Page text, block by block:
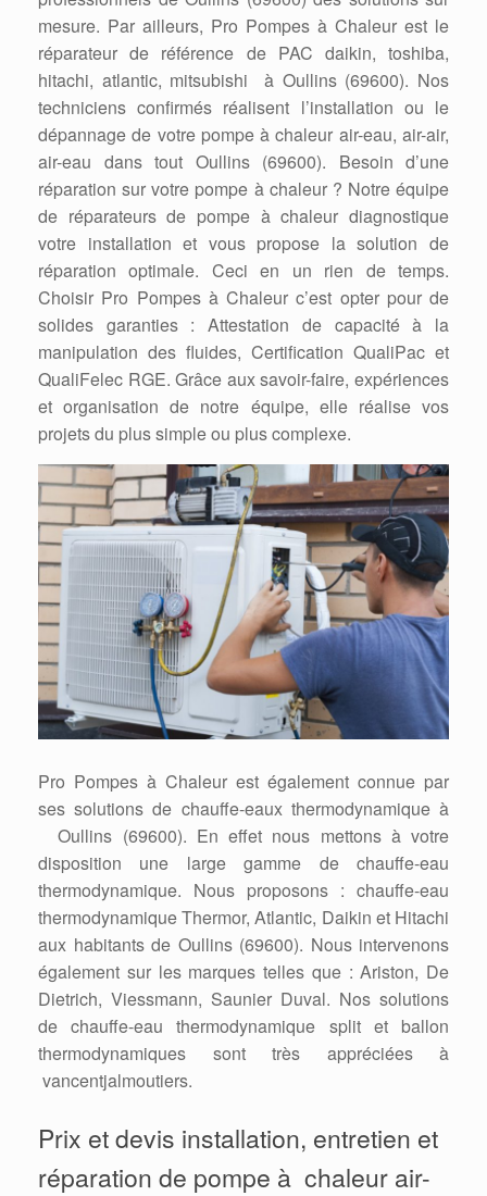
mesure. Par ailleurs, Pro Pompes à Chaleur est le
réparateur de référence de PAC daikin, toshiba,
hitachi, atlantic, mitsubishi à Oullins (69600). Nos
techniciens confirmés réalisent l’installation ou le
dépannage de votre pompe à chaleur air-eau, air-air,
air-eau dans tout Oullins (69600). Besoin d’une
réparation sur votre pompe à chaleur ? Notre équipe
de réparateurs de pompe à chaleur diagnostique
votre installation et vous propose la solution de
réparation optimale. Ceci en un rien de temps.
Choisir Pro Pompes à Chaleur c’est opter pour de
solides garanties : Attestation de capacité à la
manipulation des fluides, Certification QualiPac et
QualiFelec RGE. Grâce aux savoir-faire, expériences
et organisation de notre équipe, elle réalise vos
projets du plus simple ou plus complexe.
Pro Pompes à Chaleur est également connue par
ses solutions de chauffe-eaux thermodynamique à
Oullins (69600). En effet nous mettons à votre
disposition une large gamme de chauffe-eau
thermodynamique. Nous proposons : chauffe-eau
thermodynamique Thermor, Atlantic, Daikin et Hitachi
aux habitants de Oullins (69600). Nous intervenons
également sur les marques telles que : Ariston, De
Dietrich, Viessmann, Saunier Duval. Nos solutions
de chauffe-eau thermodynamique split et ballon
thermodynamiques sont très appréciées à
vancentjalmoutiers.
Prix et devis installation, entretien et
réparation de pompe à chaleur air-